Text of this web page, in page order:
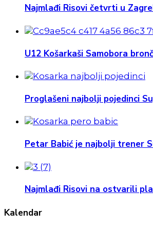
Najmlađi Risovi četvrti u
U12 Košarkaši Samobora
Proglašeni najbolji pojedinci
Petar Babić je najbolji trener
Najmlađi Risovi na ostvarili
Kalendar